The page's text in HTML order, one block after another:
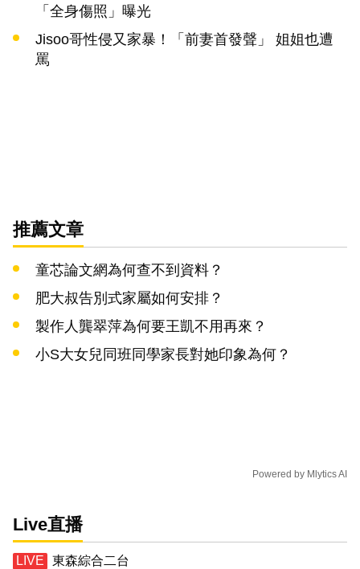
「全身傷照」曝光
Jisoo哥性侵又家暴！「前妻首發聲」 姐姐也遭
罵
推薦文章
童芯論文網為何查不到資料？
肥大叔告別式家屬如何安排？
製作人龔翠萍為何要王凱不用再來？
小S大女兒同班同學家長對她印象為何？
Powered by Mlytics AI
Live直播
東森綜合二台